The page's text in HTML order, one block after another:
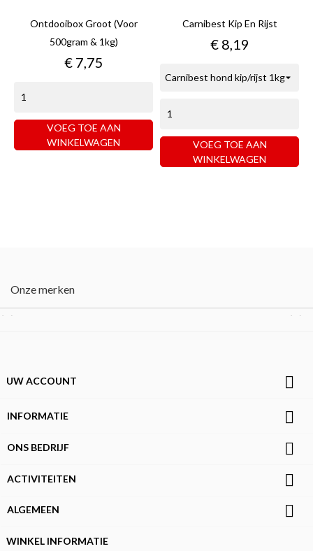
Ontdooibox Groot (voor
500gram & 1kg)
Prijs
€ 7,75
VOEG TOE AAN
WINKELWAGEN
Carnibest Kip En Rijst
Prijs
€ 8,19
VOEG TOE AAN
WINKELWAGEN
Onze merken
 
WINKEL INFORMATIE
INFORMATIE 
ONS BEDRIJF 
ACTIVITEITEN 
ALGEMEEN 
UW ACCOUNT 